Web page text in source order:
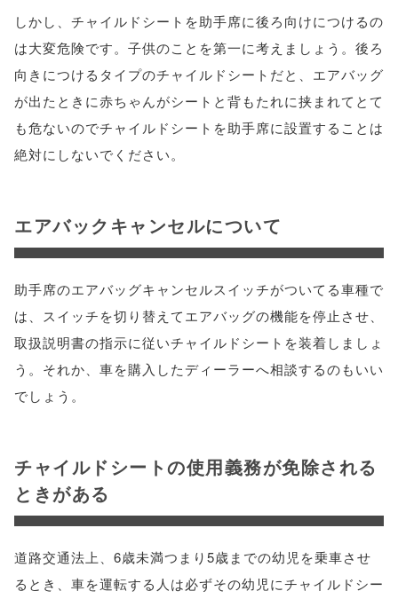
しかし、チャイルドシートを助手席に後ろ向けにつけるの
は大変危険です。子供のことを第一に考えましょう。後ろ
向きにつけるタイプのチャイルドシートだと、エアバッグ
が出たときに赤ちゃんがシートと背もたれに挟まれてとて
も危ないのでチャイルドシートを助手席に設置することは
絶対にしないでください。
エアバックキャンセルについて
助手席のエアバッグキャンセルスイッチがついてる車種で
は、スイッチを切り替えてエアバッグの機能を停止させ、
取扱説明書の指示に従いチャイルドシートを装着しましょ
う。それか、車を購入したディーラーへ相談するのもいい
でしょう。
チャイルドシートの使用義務が免除される
ときがある
道路交通法上、6歳未満つまり5歳までの幼児を乗車させ
るとき、車を運転する人は必ずその幼児にチャイルドシー